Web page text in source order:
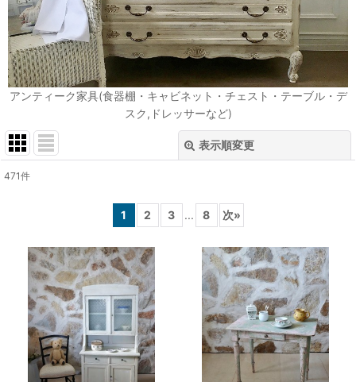
アンティーク家具(食器棚・キャビネット・チェスト・テーブル・デ
スク,ドレッサーなど)
表示順変更
並び順:
471件
1 2 3 ... 8 次»